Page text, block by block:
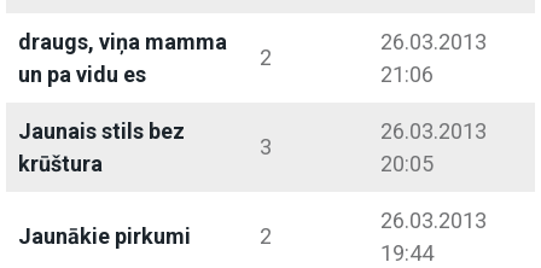
draugs, viņa mamma
un pa vidu es
2
26.03.2013
21:06
Jaunais stils bez
krūštura
3
26.03.2013
20:05
Jaunākie pirkumi 2
26.03.2013
19:44